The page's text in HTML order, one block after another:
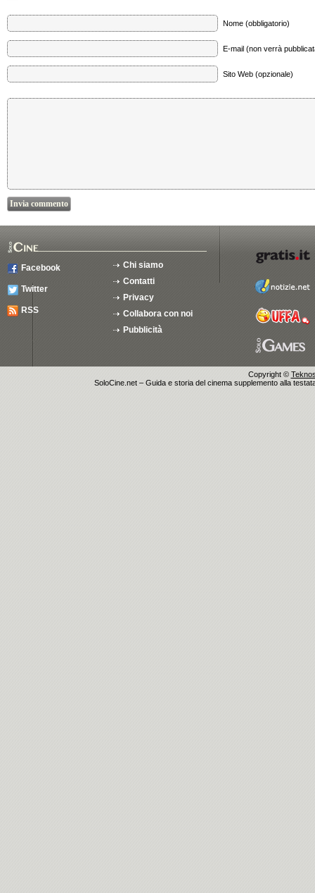
Nome (obbligatorio)
E-mail (non verrà
Sito Web (opzionale)
Facebook
Twitter
RSS
Chi siamo
Contatti
Privacy
Collabora con noi
Pubblicità
Copyright ©
SoloCine.net – Guida e storia del cinema supplemento alla